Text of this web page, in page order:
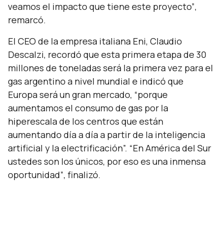
veamos el impacto que tiene este proyecto”,
remarcó.
El CEO de la empresa italiana Eni, Claudio
Descalzi, recordó que esta primera etapa de 30
millones de toneladas será la primera vez para el
gas argentino a nivel mundial e indicó que
Europa será un gran mercado, “porque
aumentamos el consumo de gas por la
hiperescala de los centros que están
aumentando día a día a partir de la inteligencia
artificial y la electrificación”. “En América del Sur
ustedes son los únicos, por eso es una inmensa
oportunidad”, finalizó.